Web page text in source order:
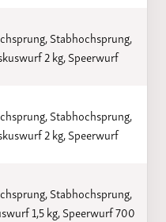
Stabhochsprung,
2 kg, Speerwurf
Stabhochsprung,
2 kg, Speerwurf
Stabhochsprung,
1,5 kg, Speerwurf 700